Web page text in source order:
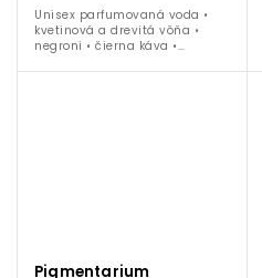
Unisex parfumovaná voda •
kvetinová a drevitá vôňa •
negroni • čierna káva •
santalové drevo • jeseň - jar •
Pigmentarium